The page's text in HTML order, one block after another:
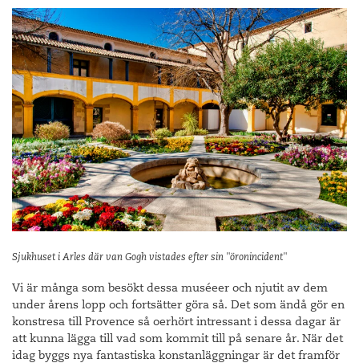
Sjukhuset i Arles där van Gogh vistades efter sin "öronincident"
Vi är många som besökt dessa muséeer och njutit av dem
under årens lopp och fortsätter göra så. Det som ändå gör en
konstresa till Provence så oerhört intressant i dessa dagar är
att kunna lägga till vad som kommit till på senare år. När det
idag byggs nya fantastiska konstanläggningar är det framför